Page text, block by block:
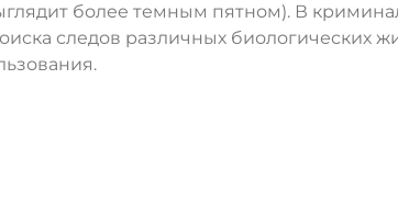
более темным пятном). В
следов различных биологических